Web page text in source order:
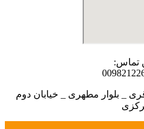
تماس:
_ بلوار مطهری _ خیابان دوم